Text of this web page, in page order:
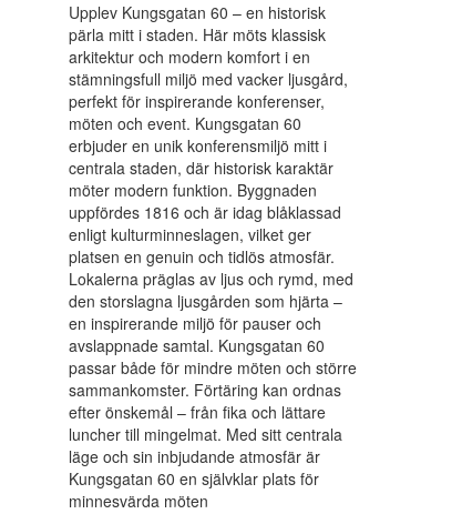
Upplev Kungsgatan 60 – en historisk
pärla mitt i staden. Här möts klassisk
arkitektur och modern komfort i en
stämningsfull miljö med vacker ljusgård,
perfekt för inspirerande konferenser,
möten och event. Kungsgatan 60
erbjuder en unik konferensmiljö mitt i
centrala staden, där historisk karaktär
möter modern funktion. Byggnaden
uppfördes 1816 och är idag blåklassad
enligt kulturminneslagen, vilket ger
platsen en genuin och tidlös atmosfär.
Lokalerna präglas av ljus och rymd, med
den storslagna ljusgården som hjärta –
en inspirerande miljö för pauser och
avslappnade samtal. Kungsgatan 60
passar både för mindre möten och större
sammankomster. Förtäring kan ordnas
efter önskemål – från fika och lättare
luncher till mingelmat. Med sitt centrala
läge och sin inbjudande atmosfär är
Kungsgatan 60 en självklar plats för
minnesvärda möten